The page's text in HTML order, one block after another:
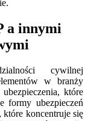
a innymi
cywilnej
w branży
które
formy ubezpieczeń
które koncentruje się